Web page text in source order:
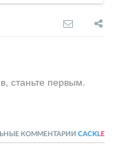
станьте первым.
КОММЕНТАРИИ CACKL E